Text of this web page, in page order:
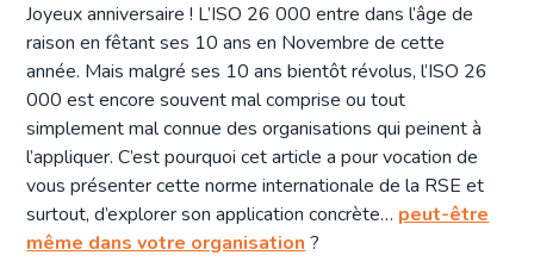
Joyeux anniversaire ! L’ISO 26 000 entre dans l’âge de
raison en fêtant ses 10 ans en Novembre de cette
année. Mais malgré ses 10 ans bientôt révolus, l’ISO 26
000 est encore souvent mal comprise ou tout
simplement mal connue des organisations qui peinent à
l’appliquer. C’est pourquoi cet article a pour vocation de
vous présenter cette norme internationale de la RSE et
surtout, d’explorer son application concrète… peut-être
même dans votre organisation ?